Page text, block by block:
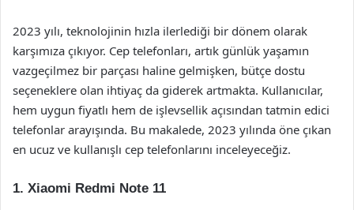
2023 yılı, teknolojinin hızla ilerlediği bir dönem olarak
karşımıza çıkıyor. Cep telefonları, artık günlük yaşamın
vazgeçilmez bir parçası haline gelmişken, bütçe dostu
seçeneklere olan ihtiyaç da giderek artmakta. Kullanıcılar,
hem uygun fiyatlı hem de işlevsellik açısından tatmin edici
telefonlar arayışında. Bu makalede, 2023 yılında öne çıkan
en ucuz ve kullanışlı cep telefonlarını inceleyeceğiz.
1. Xiaomi Redmi Note 11